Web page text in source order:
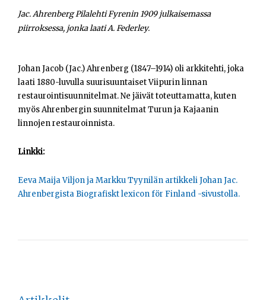
Haku:
Jac. Ahrenberg Pilalehti Fyrenin 1909 julkaisemassa
piirroksessa, jonka laati A. Federley.
Johan Jacob (Jac.) Ahrenberg (1847–1914) oli arkkitehti, joka
laati 1880-luvulla suurisuuntaiset Viipurin linnan
restaurointisuunnitelmat. Ne jäivät toteuttamatta, kuten
myös Ahrenbergin suunnitelmat Turun ja Kajaanin
linnojen restauroinnista.
Linkki:
Eeva Maija Viljon ja Markku Tyynilän artikkeli Johan Jac.
Ahrenbergista Biografiskt lexicon för Finland -sivustolla.